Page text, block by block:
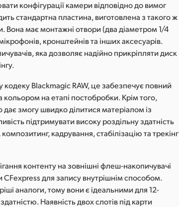
конфігурації камери відповідно до вимог
стандартна пластина, виготовлена з такого ж
Вона має монтажні отвори (два діаметром 1/4
кронштейнів та інших аксесуарів.
яка дозволяє надійно прикріпляти диск
кодеку Blackmagic RAW, це забезпечує повний
на етапі постобробки. Крім того,
змогу швидко ділитися матеріалом із
підтримувати високу роздільну здатність
кадрування, стабілізацію та трекінг
контенту на зовнішні флеш-накопичувачі
CFexpress для запису внутрішнім способом.
аналоги, тому вони є ідеальними для 12-
Наявність двох слотів під карти